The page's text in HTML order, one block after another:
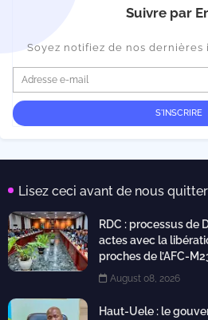
Suivre par
Soyez notifiez de nos
Lisez ceci avant de nous quitter
RDC : processus de
actes avec la
proches de l’AFC-
August 08, 2026
Haut-Uele : le